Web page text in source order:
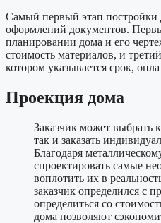
Самый первый этап постройки
оформлений документов.
планировании дома и его
стоимость материалов, и
котором указывается срок,
Проекция дома
Заказчик может выбрать
так и заказать
Благодаря
спроектировать самые
воплотить их в
заказчик определился с
определиться со
дома позволяют